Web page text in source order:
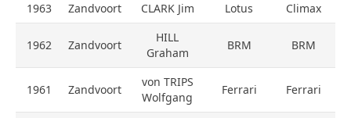
1963
Zandvoort CLARK Jim Lotus Climax
1962 Zandvoort
HILL
Graham
BRM BRM
1961 Zandvoort
von TRIPS
Wolfgang
Ferrari Ferrari